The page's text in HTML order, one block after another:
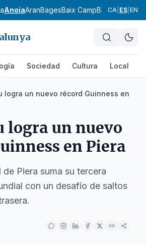
AnoiaAranBagesBaix CampBaix Ebre Baix
CA ES EN
Sociedad Cultura Local
logra un nuevo récord Guinness en
logra un nuevo
en Piera
Piera suma su tercera
con un desafío de saltos